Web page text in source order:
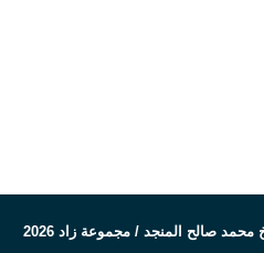
صالح المنجد / مجموعة زاد 2026